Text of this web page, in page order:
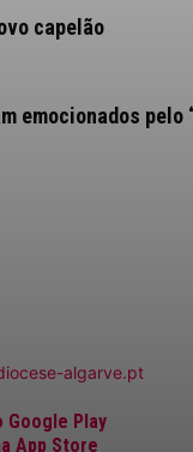
capelão
emocionados
algarve.pt